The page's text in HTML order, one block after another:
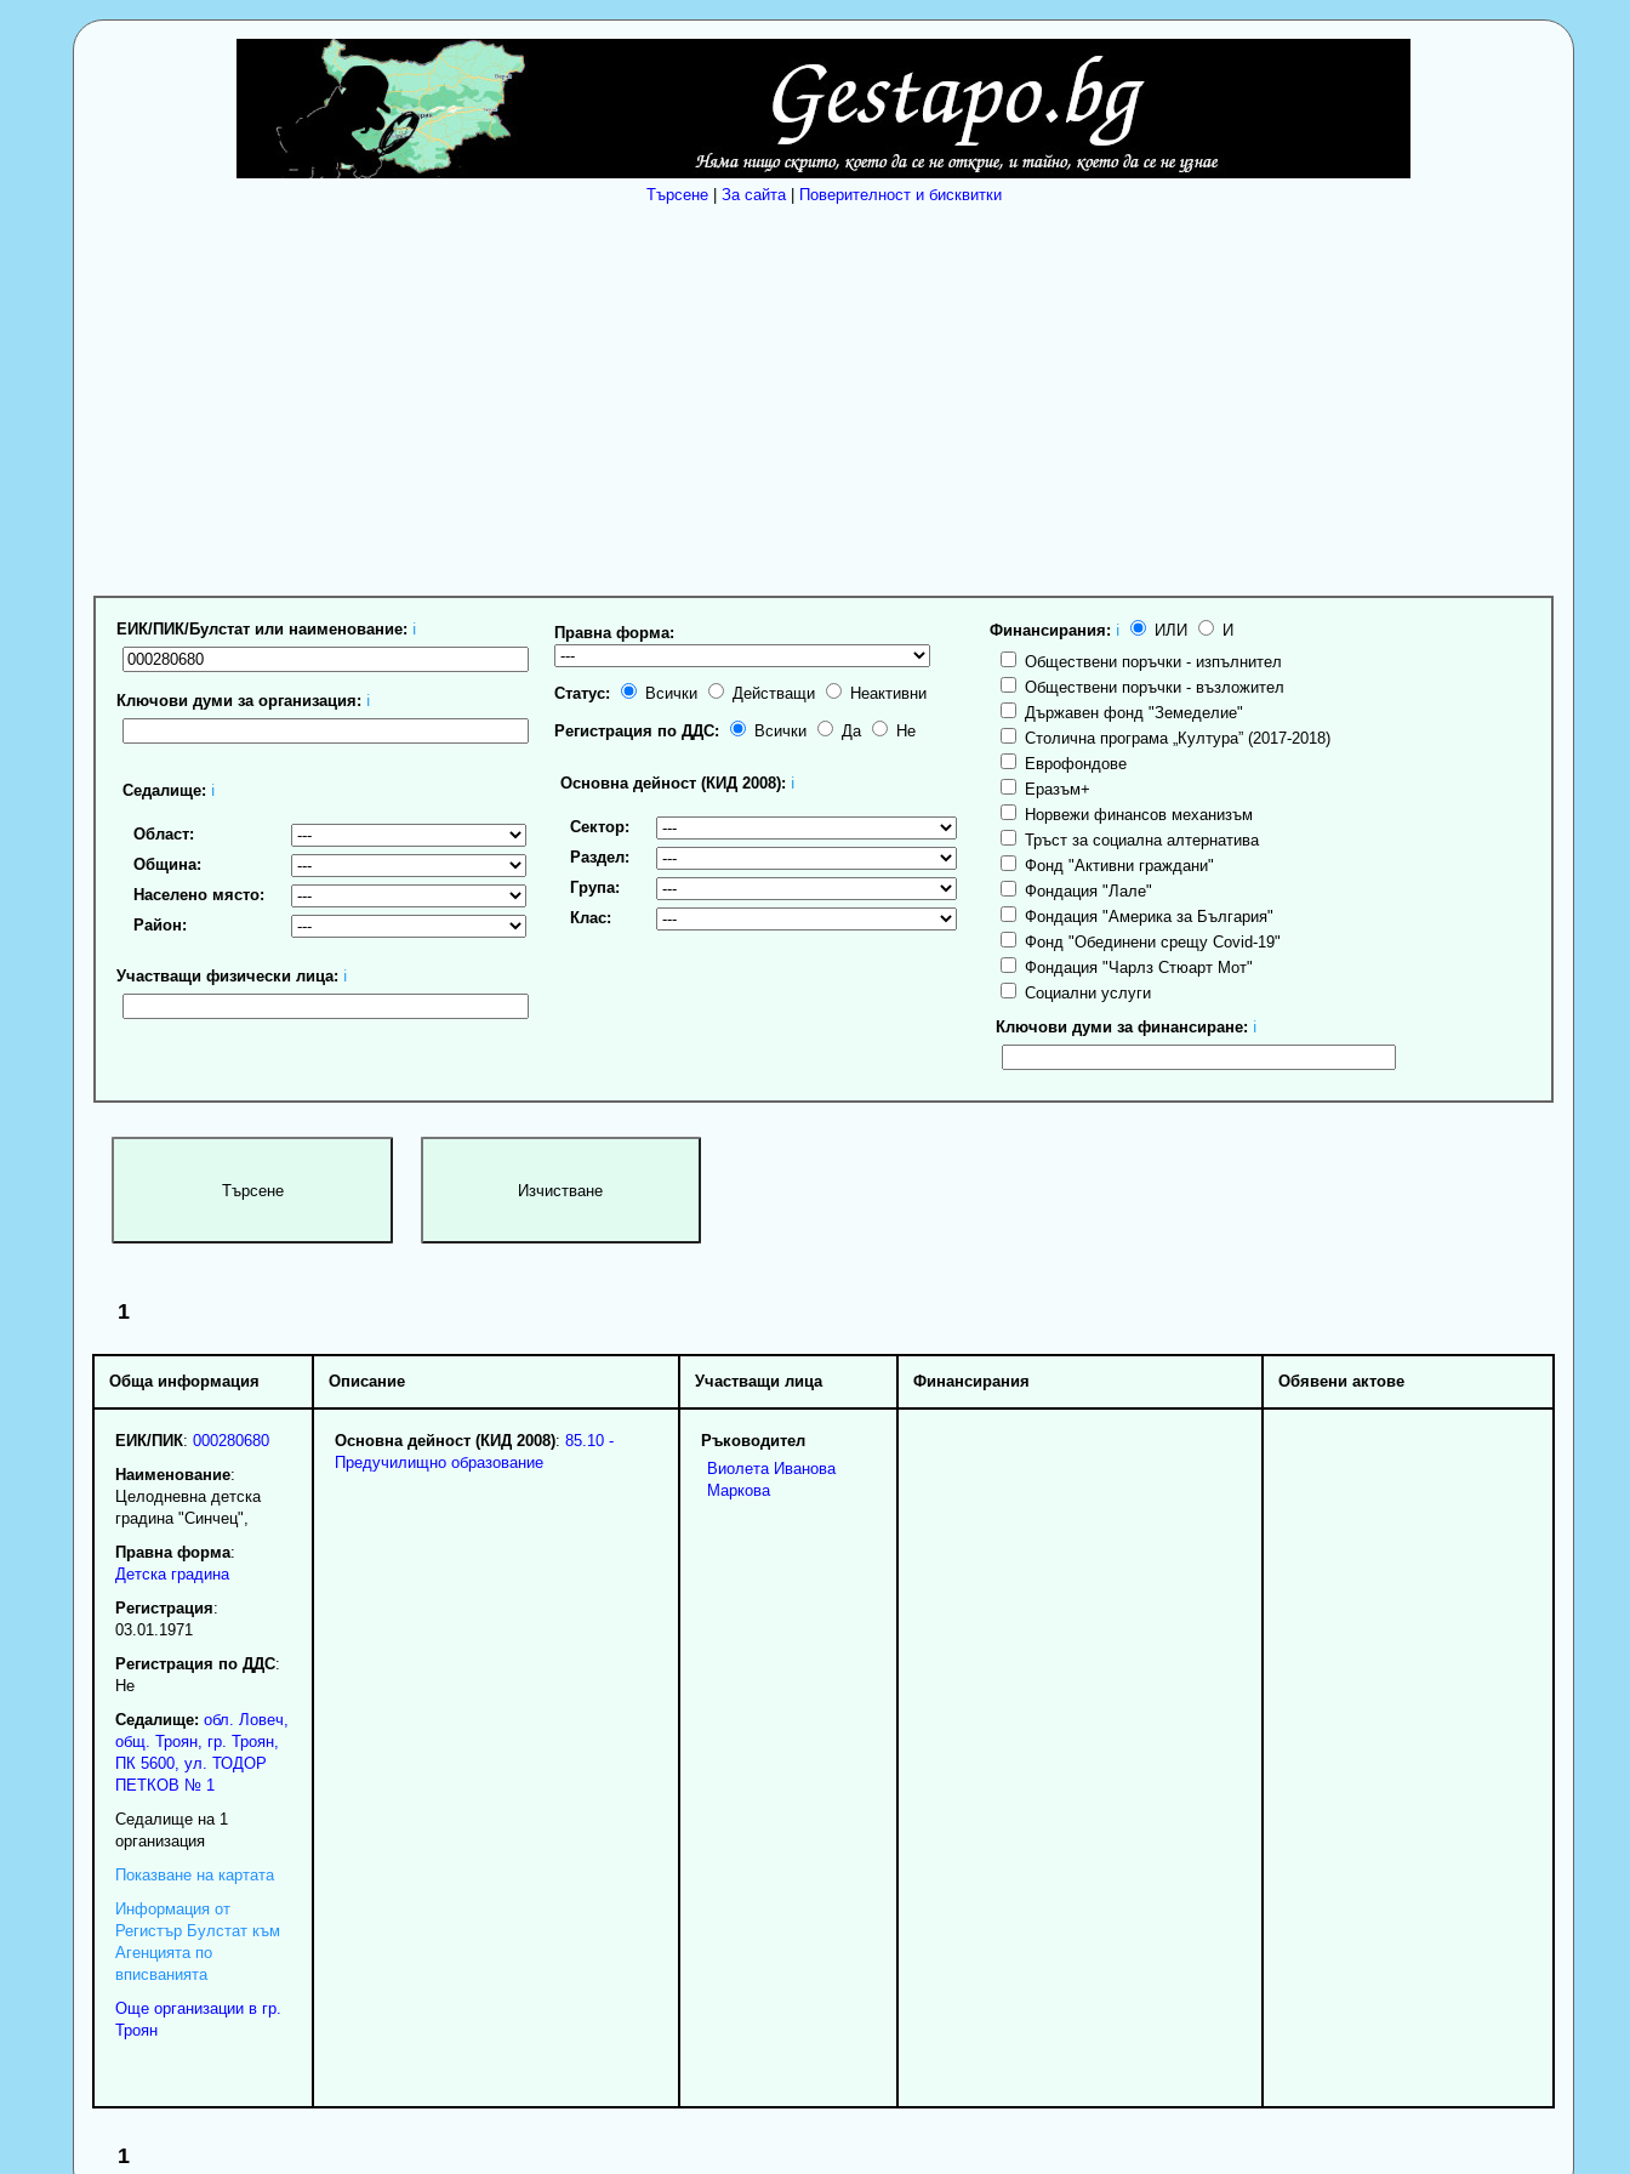
Търсене| За сайта| Поверителност и бисквитки
ЕИК/ПИК/Булстат или наименование: ℹ
Ключови думи за организация: ℹ
Седалище: ℹ
Област:
Община:
Населено място:
Район:
Участващи физически лица: ℹ
Правна форма:
Статус: Всички Действащи Неактивни
Регистрация по ДДС: Всички Да Не
Основна дейност (КИД 2008): ℹ
Сектор:
Раздел:
Група:
Клас:
Финансирания: ℹ ИЛИ
И
Обществени поръчки - изпълнител
Обществени поръчки - възложител
Държавен фонд "Земеделие"
Столична програма „Култура” (2017-2018)
Еврофондове
Еразъм+
Норвежи финансов механизъм
Тръст за социална алтернатива
Фонд "Активни граждани"
Фондация "Лале"
Фондация "Америка за България"
Фонд "Обединени срещу Covid-19"
Фондация "Чарлз Стюарт Мот"
Социални услуги
Ключови думи за финансиране: ℹ
1
Обща информация Описание Участващи лица Финансирания Обявени актове
ЕИК/ПИК: 000280680
Наименование:
Целодневна детска
градина "Синчец",
Правна форма:
Детска градина
Регистрация:
03.01.1971
Регистрация по ДДС:
Нe
Седалище: обл. Ловеч
общ. Троян, гр. Троян,
ПК 5600, ул. ТОДОР
ПЕТКОВ № 1
Седалище на 1
организация
Показване на картата
Информация от
Регистър Булстат към
Агенцията по
вписванията
Още организации в гр.
Троян
Основна дейност (КИД 2008): 85.10 -
Предучилищно образование
Ръководител
Виолета Иванова
Маркова
1